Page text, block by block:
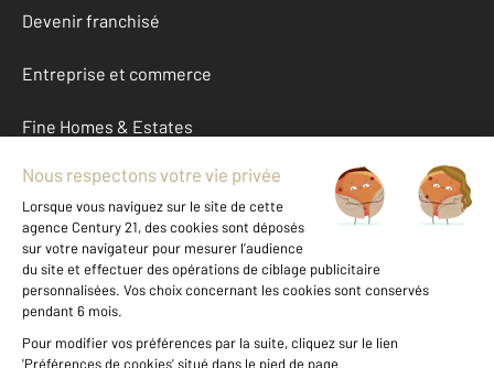
Devenir franchisé
Entreprise et commerce
Fine Homes & Estates
À propos
International
Nous contacter